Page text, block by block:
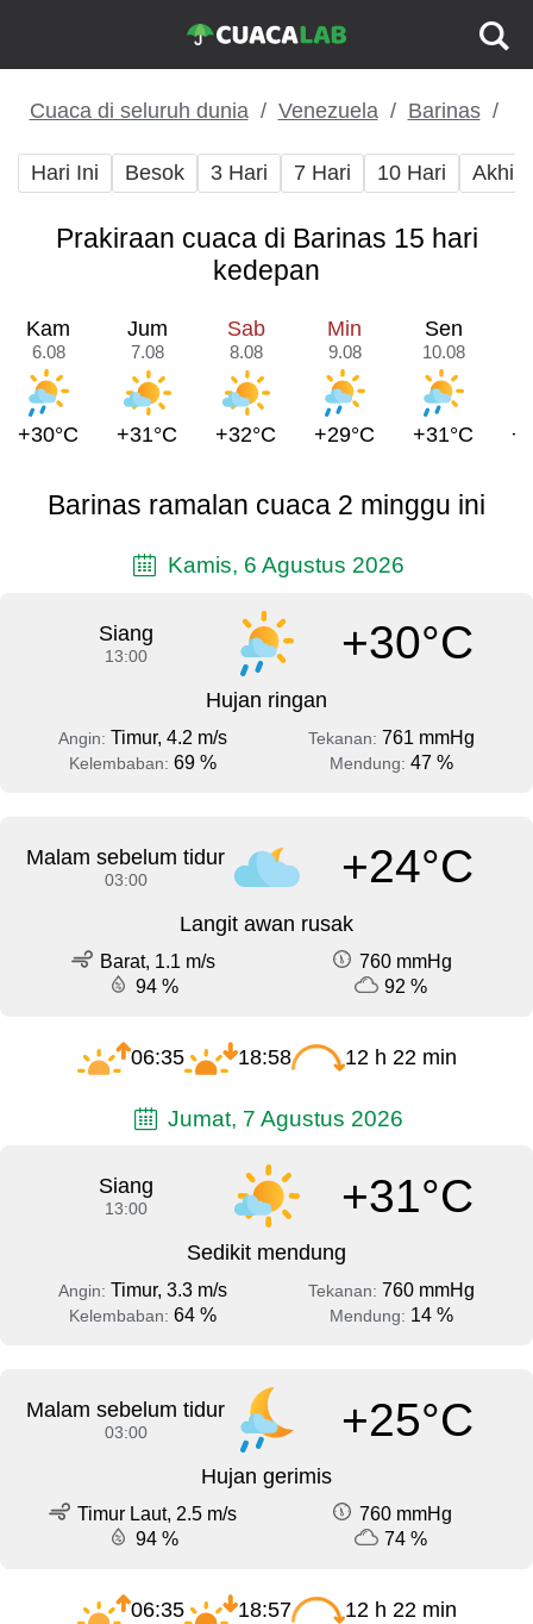
Cuaca di seluruh dunia Venezuela Barinas
Hari Ini Besok 3 Hari 7 Hari 10 Hari Akhir
Prakiraan cuaca di Barinas 15 hari
kedepan
Kam
6.08
+30°C
Jum
7.08
+31°C
Sab
8.08
+32°C
Min
9.08
+29°C
Sen
10.08
+31°C
Barinas ramalan cuaca 2 minggu ini
Kamis, 6 Agustus 2026
Siang
13:00 +30°C
Hujan ringan
Angin: Timur, 4.2 m/s Tekanan: 761 mmHg
Kelembaban: 69 % Mendung: 47 %
Malam sebelum tidur
03:00 +24°C
Langit awan rusak
Barat, 1.1 m/s
760 mmHg
94 %
92 %
06:35 18:58 12 h 22 min
Jumat, 7 Agustus 2026
Siang
13:00 +31°C
Sedikit mendung
Angin: Timur, 3.3 m/s Tekanan: 760 mmHg
Kelembaban: 64 % Mendung: 14 %
Malam sebelum tidur
03:00 +25°C
Hujan gerimis
Timur Laut, 2.5 m/s
760 mmHg
94 %
74 %
06:35 18:57 12 h 22 min